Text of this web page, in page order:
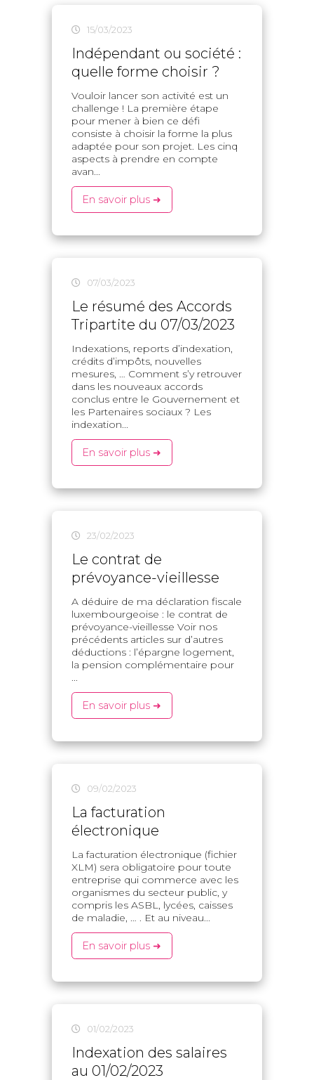
15/03/2023
Indépendant ou société :
quelle forme choisir ?
Vouloir lancer son activité est un
challenge ! La première étape
pour mener à bien ce défi
consiste à choisir la forme la plus
adaptée pour son projet. Les cinq
aspects à prendre en compte
avan...
En savoir plus ➜
07/03/2023
Le résumé des Accords
Tripartite du 07/03/2023
Indexations, reports d’indexation,
crédits d’impôts, nouvelles
mesures, … Comment s’y retrouver
dans les nouveaux accords
conclus entre le Gouvernement et
les Partenaires sociaux ? Les
indexation...
En savoir plus ➜
23/02/2023
Le contrat de
prévoyance-vieillesse
A déduire de ma déclaration fiscale
luxembourgeoise : le contrat de
prévoyance-vieillesse Voir nos
précédents articles sur d’autres
déductions : l’épargne logement,
la pension complémentaire pour
En savoir plus ➜
09/02/2023
La facturation
électronique
La facturation électronique (fichier
XLM) sera obligatoire pour toute
entreprise qui commerce avec les
organismes du secteur public, y
compris les ASBL, lycées, caisses
de maladie, … . Et au niveau...
En savoir plus ➜
01/02/2023
Indexation des salaires
au 01/02/2023